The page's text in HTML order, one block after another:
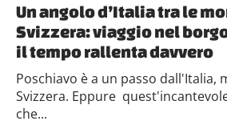
Un angolo d’Italia tra le
Svizzera: viaggio nel borgo
il tempo rallenta davvero
Poschiavo è a un passo dall'Italia,
Svizzera. Eppure
che...